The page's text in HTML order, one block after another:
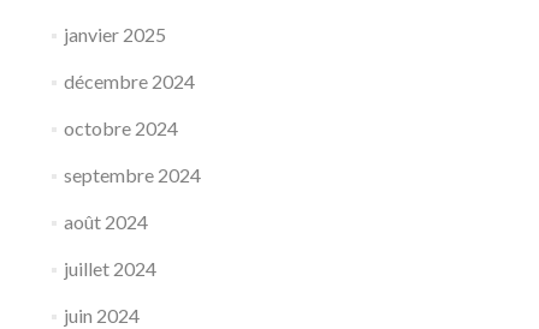
janvier 2025
décembre 2024
octobre 2024
septembre 2024
août 2024
juillet 2024
juin 2024